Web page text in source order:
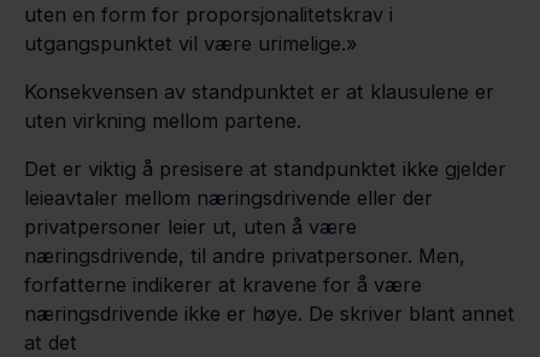
uten en form for proporsjonalitetskrav i
utgangspunktet vil være urimelige.»
Konsekvensen av standpunktet er at klausulene er
uten virkning mellom partene.
Det er viktig å presisere at standpunktet ikke gjelder
leieavtaler mellom næringsdrivende eller der
privatpersoner leier ut, uten å være
næringsdrivende, til andre privatpersoner. Men,
forfatterne indikerer at kravene for å være
næringsdrivende ikke er høye. De skriver blant annet
at det